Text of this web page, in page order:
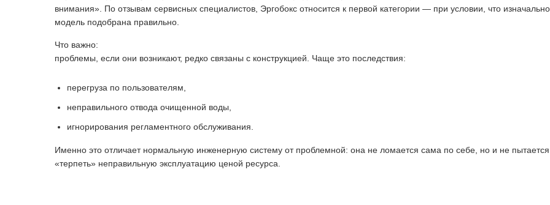
внимания». По отзывам сервисных специалистов, Эргобокс относится к первой категории — при условии, что изначально
модель подобрана правильно.
Что важно:
проблемы, если они возникают, редко связаны с конструкцией. Чаще это последствия:
перегруза по пользователям,
неправильного отвода очищенной воды,
игнорирования регламентного обслуживания.
Именно это отличает нормальную инженерную систему от проблемной: она не ломается сама по себе, но и не пытается
«терпеть» неправильную эксплуатацию ценой ресурса.